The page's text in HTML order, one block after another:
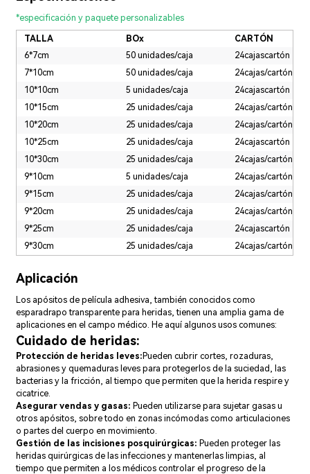
*especificación y paquete personalizables
TALLA BOx
CARTÓN
6*7cm
50 unidades/caja
24cajascartón
7*10cm
50 unidades/caja
24cajas/cartón
10*10cm
5 unidades/caja
24cajascartón
10*15cm
25 unidades/caja
24cajas/cartón
10*20cm
25 unidades/caja
24cajas/cartón
10*25cm
25 unidades/caja
24cajascartón
10*30cm
25 unidades/caja
24cajas/cartón
9*10cm
5 unidades/caja
24cajas/cartón
9*15cm
25 unidades/caja
24cajas/cartón
9*20cm
25 unidades/caja
24cajas/cartón
9*25cm
25 unidades/caja
24cajascartón
9*30cm
25 unidades/caja 24cajas/cartón
Aplicación
Los apósitos de película adhesiva, también conocidos como
esparadrapo transparente para heridas, tienen una amplia gama de
aplicaciones en el campo médico. He aquí algunos usos comunes:
Cuidado de heridas:
Protección de heridas leves: Pueden cubrir cortes, rozaduras,
abrasiones y quemaduras leves para protegerlos de la suciedad, las
bacterias y la fricción, al tiempo que permiten que la herida respire y
cicatrice.
Asegurar vendas y gasas: Pueden utilizarse para sujetar gasas u
otros apósitos, sobre todo en zonas incómodas como articulaciones
o partes del cuerpo en movimiento.
Gestión de las incisiones posquirúrgicas: Pueden proteger las
heridas quirúrgicas de las infecciones y mantenerlas limpias, al
tiempo que permiten a los médicos controlar el progreso de la